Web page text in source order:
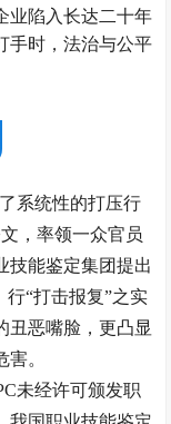
业陷入长达二十年
手时，法治与公平
系统性的打压行
，率领一众官员
技能鉴定集团提出
行“打击报复”之实
丑恶嘴脸，更凸显
。
未经许可颁发职